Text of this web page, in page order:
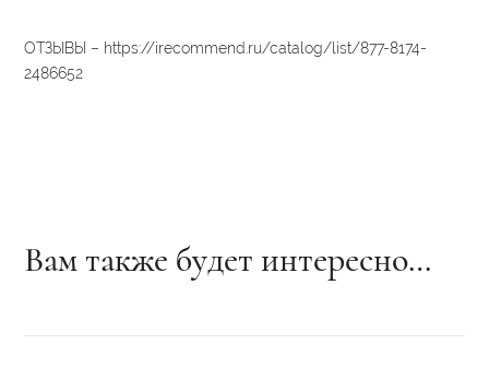
ОТЗЫВЫ – https://irecommend.ru/catalog/list/877-8174-
2486652
Вам также будет интересно…